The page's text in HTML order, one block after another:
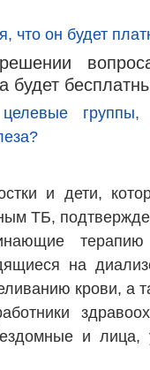
что он будет
будет
группы,
и дети,
ТБ,
терапию
на
крови, а
и лица,